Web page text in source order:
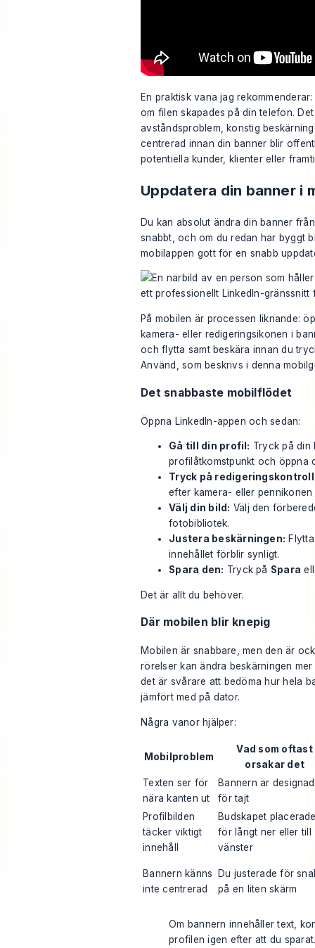
En praktisk vana jag
om filen skapades på din telefon.
avståndsproblem, konstig
centrerad innan din banner blir
potentiella kunder, klienter eller
Uppdatera din banner i
Du kan absolut ändra din banner
snabbt, och om du redan har byggt
mobilappen gott för en snabb
På mobilen är processen liknande:
kamera- eller redigeringsikonen i
och flytta samt beskära innan du
Använd, som beskrivs i denna
Det snabbaste mobilflödet
Öppna LinkedIn-appen och sedan:
Gå till din profil: Tryck på din
profilåtkomstpunkt och öppna
Tryck på
efter kamera- eller
Välj din bild: Välj den
fotobibliotek.
Justera beskärningen:
innehållet förblir synligt.
Spara den: Tryck på Spara
Det är allt du behöver.
Där mobilen blir knepig
Mobilen är snabbare, men den är
rörelser kan ändra beskärningen
det är svårare att bedöma hur hela
jämfört med på dator.
Några vanor hjälper:
Mobilproblem
Vad som oftast
orsakar det
Texten ser för
nära kanten ut
Bannern är designad
för tajt
Profilbilden
täcker viktigt
innehåll
Budskapet
för långt ner eller till
vänster
Bannern känns
inte centrerad
Du justerade för
på en liten skärm
Om bannern innehåller text,
profilen igen efter att du